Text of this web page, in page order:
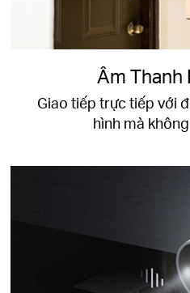
Âm Thanh
Giao tiếp trực tiếp với
hình mà